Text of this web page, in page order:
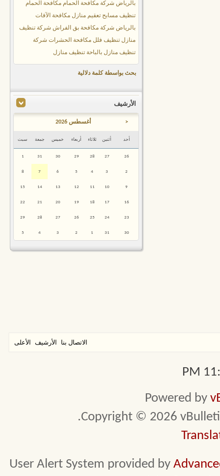
بالرياض شركة مكافحة الحمام مكافحة الحمام
تنظيف مسابح تعقيم منازل مكافحة الآفات
بالرياض شركة مكافحة بق الفراش شركة تنظيف
منازل تنظيف فلل مكافحة الحشرات شركة
تنظيف منازل بالباحة تنظيف منازل
بحث بواسطة كلمة دلالية
الأرشيف
< أغسطس 2026
أحد أثنين ثلاثاء أربعاء خميس جمعة سبت
26
27
28
29
30
31
1
2
3
4
5
6
7
8
9
10
11
12
13
14
15
16
17
18
19
20
21
22
23
24
25
26
27
28
29
30
31
1
2
3
4
5
الاتصال بنا الأرشيف الأعلى
Powered by
Copyright © 2026
User Alert System provided by